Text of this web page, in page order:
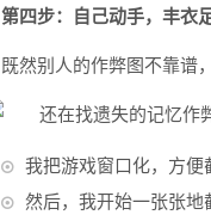
第四步：自己动手，丰衣
既然别人的作弊图不靠谱
我把游戏窗口化，方便
然后，我开始一张张地